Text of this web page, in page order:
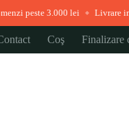
lei ◆ Livrare in 24-48h din
Coş Finalizare